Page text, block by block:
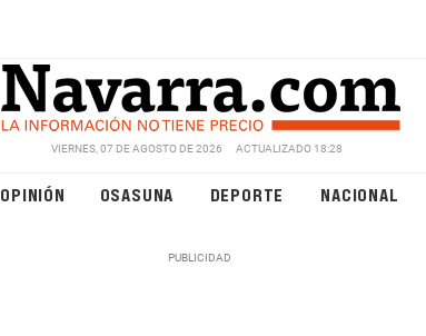
VIERNES, 07 DE AGOSTO DE 2026 ACTUALIZADO 18:28
OPINIÓN OSASUNA DEPORTE NACIONAL